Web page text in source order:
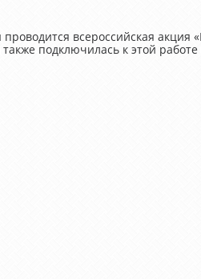
всероссийская акция
подключилась к этой